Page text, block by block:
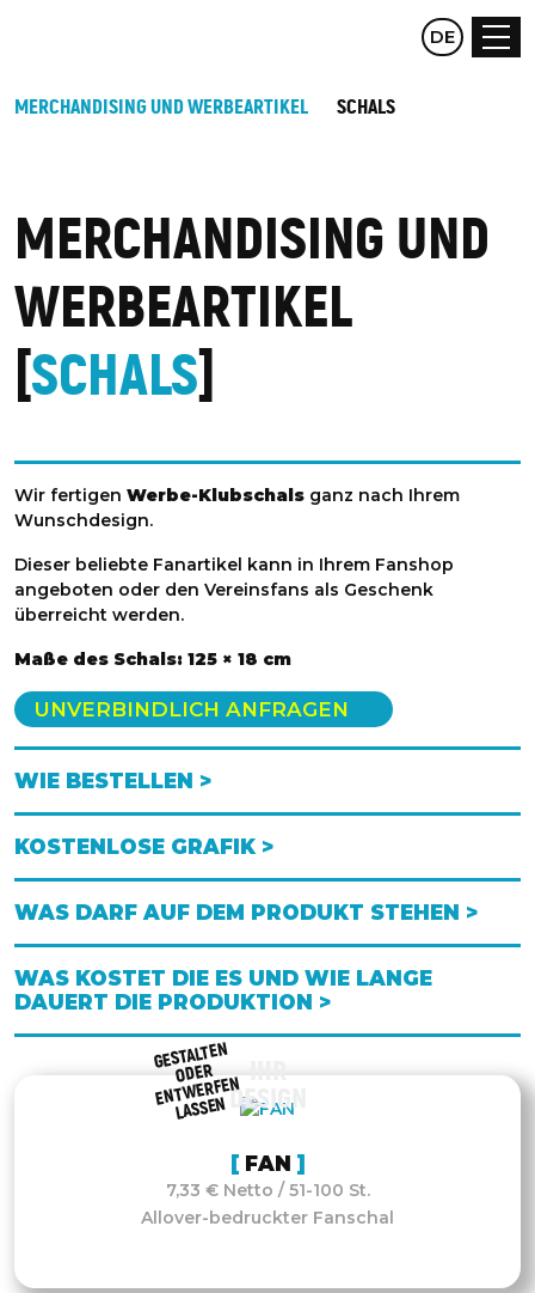
CZ EN
DE
MERCHANDISING UND WERBEARTIKEL SCHALS
MERCHANDISING UND
WERBEARTIKEL
SCHALS
Wir fertigen Werbe-Klubschals ganz nach Ihrem
Wunschdesign.
Dieser beliebte Fanartikel kann in Ihrem Fanshop
angeboten oder den Vereinsfans als Geschenk
überreicht werden.
Maße des Schals: 125 × 18 cm
UNVERBINDLICH ANFRAGEN
WIE BESTELLEN >
KOSTENLOSE GRAFIK >
WAS DARF AUF DEM PRODUKT STEHEN >
WAS KOSTET DIE ES UND WIE LANGE
DAUERT DIE PRODUKTION >
IHR
DESIGN
GESTALTEN
ODER
ENT
WERFEN
LASSEN
FAN
7,33 € Netto / 51-100 St.
Allover-bedruckter Fanschal